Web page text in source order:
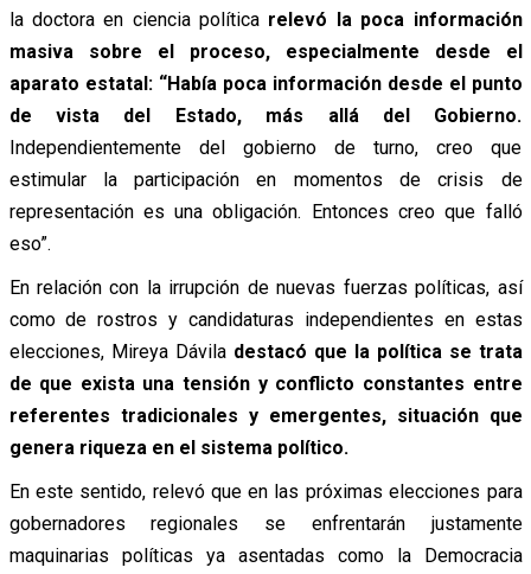
la doctora en ciencia política relevó la poca información
masiva sobre el proceso, especialmente desde el
aparato estatal: “Había poca información desde el punto
de vista del Estado, más allá del Gobierno.
Independientemente del gobierno de turno, creo que
estimular la participación en momentos de crisis de
representación es una obligación. Entonces creo que falló
eso”.
En relación con la irrupción de nuevas fuerzas políticas, así
como de rostros y candidaturas independientes en estas
elecciones, Mireya Dávila destacó que la política se trata
de que exista una tensión y conflicto constantes entre
referentes tradicionales y emergentes, situación que
genera riqueza en el sistema político.
En este sentido, relevó que en las próximas elecciones para
gobernadores regionales se enfrentarán justamente
maquinarias políticas ya asentadas como la Democracia